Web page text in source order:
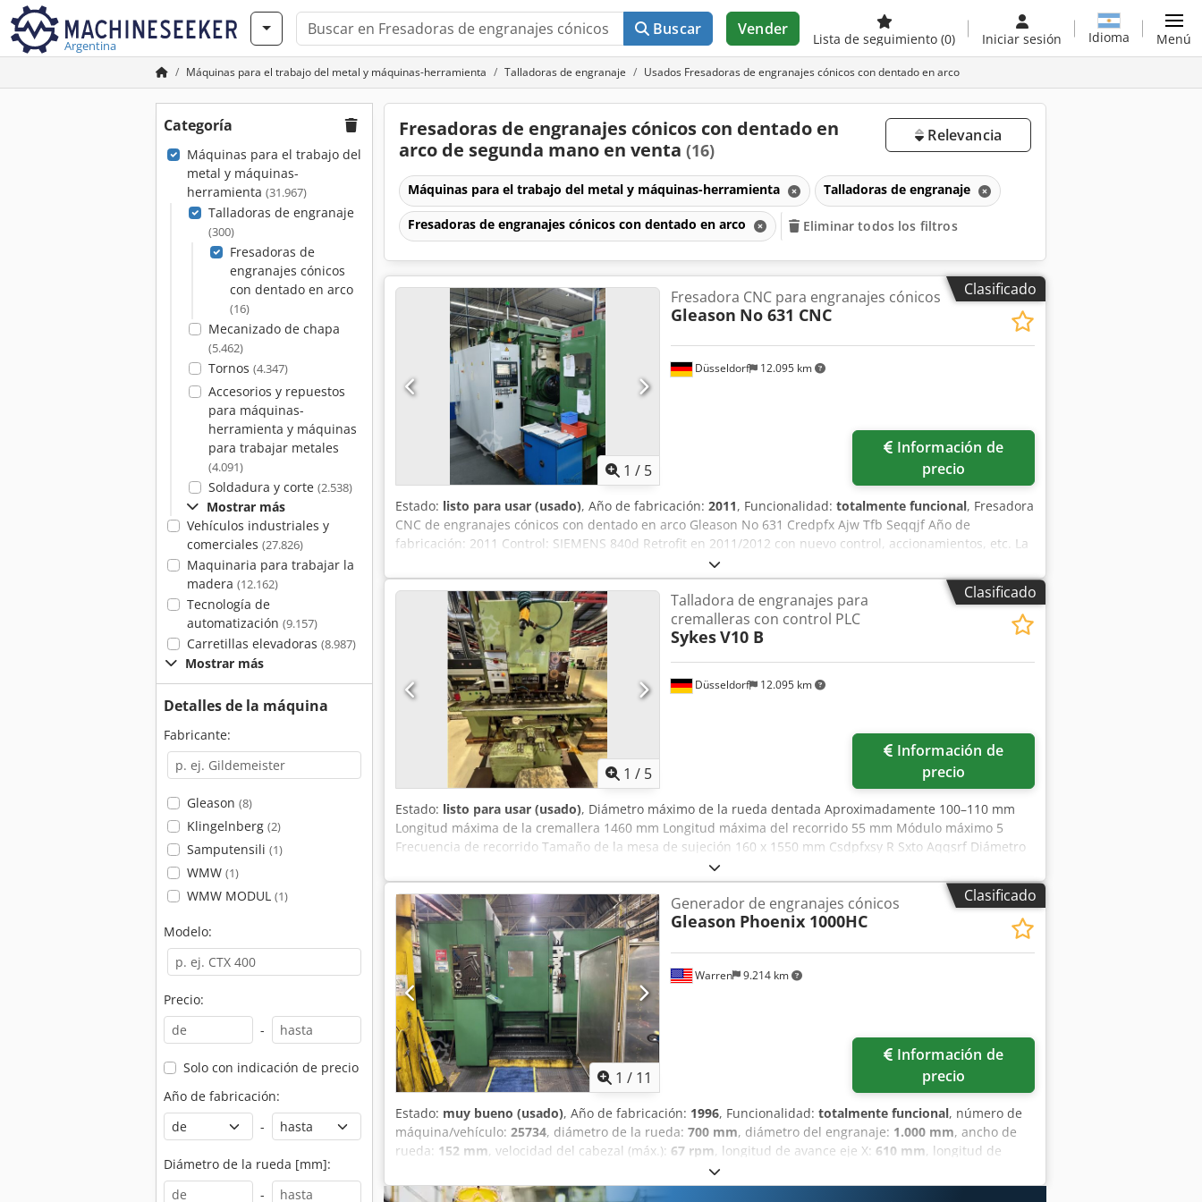
Argentina
Buscar Vender
Lista de seguimiento (0) Iniciar sesión Idioma Menú
Máquinas para el trabajo del metal y máquinas-herramienta Talladoras de engranaje Usados Fresadoras de engranajes cónicos con dentado en arco
Categoría
Máquinas para el trabajo del
metal y máquinas-
herramienta (31.967)
Talladoras de engranaje
(300)
Fresadoras de
engranajes cónicos
con dentado en arco
(16)
Mecanizado de chapa
(5.462)
Tornos (4.347)
Accesorios y repuestos
para máquinas-
herramienta y máquinas
para trabajar metales
(4.091)
Soldadura y corte (2.538)
Mostrar más
Vehículos industriales y
comerciales (27.826)
Maquinaria para trabajar la
madera (12.162)
Tecnología de
automatización (9.157)
Carretillas elevadoras (8.987)
Mostrar más
Detalles de la máquina
Fabricante:
Gleason (8)
Klingelnberg (2)
Samputensili (1)
WMW (1)
WMW MODUL (1)
Modelo:
Precio:
-
Solo con indicación de precio
Año de fabricación:
-
Diámetro de la rueda [mm]:
-
Fresadoras de engranajes cónicos con dentado en
arco de segunda mano en venta (16)
Relevancia
Máquinas para el trabajo del metal y máquinas-herramienta Talladoras de engranaje
Fresadoras de engranajes cónicos con dentado en arco Eliminar todos los filtros
Clasificado
1 / 5
Düsseldorf 12.095 km
Fresadora CNC para engranajes cónicos
Gleason No 631 CNC
precio
Estado: listo para usar (usado), Año de fabricación: 2011, Funcionalidad: totalmente funcional, Fresadora
CNC de engranajes cónicos con dentado en arco Gleason No 631 Credpfx Ajw Tfb Seqqjf Año de
fabricación: 2011 Control: SIEMENS 840d Retrofit en 2011/2012 con nuevo control, accionamientos, etc. La
máquina fue reacondicionada completamente en 2011. Se instalaron un nuevo sistema de control y
accionamientos.
Clasificado
1 / 5
Düsseldorf 12.095 km
Talladora de engranajes para
cremalleras con control PLC
SykesV10 B
precio
Estado: listo para usar (usado), Diámetro máximo de la rueda dentada Aproximadamente 100–110 mm
Longitud máxima de la cremallera 1460 mm Longitud máxima del recorrido 55 mm Módulo máximo 5
Frecuencia de recorrido Tamaño de la mesa de sujeción 160 x 1550 mm Csdpfxsy R Sxto Aqqsrf Diámetro
del husillo Aproximadamente 70 mm (diámetro del orificio para la herramienta, ø 44,45 mm)
Clasificado
1 / 11
Warren 9.214 km
Generador de engranajes cónicos
Gleason Phoenix 1000HC
precio
Estado: muy bueno (usado), Año de fabricación: 1996, Funcionalidad: totalmente funcional, número de
máquina/vehículo: 25734, diámetro de la rueda: 700 mm, diámetro del engranaje: 1.000 mm, ancho de
rueda: 152 mm, velocidad del cabezal (máx.): 67 rpm, longitud de avance eje X: 610 mm, longitud de
725 mm
mm, recorrido eje X:610 mm, recorrido del eje Z:725 mm, Equipamiento:ajuste continuo de la